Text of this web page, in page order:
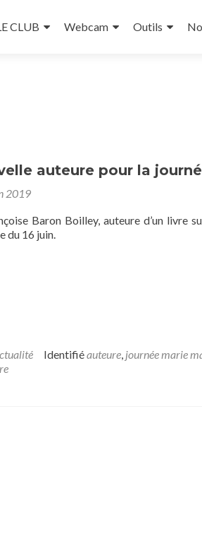
CLUB Webcam Outils
auteure pour la
2019
Baron Boilley, auteure d’un livre
du 16 juin.
Identifiéauteure, journée marie